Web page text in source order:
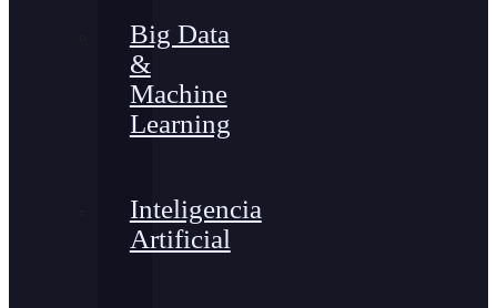
Big Data
&
Machine
Learning
Inteligencia
Artificial